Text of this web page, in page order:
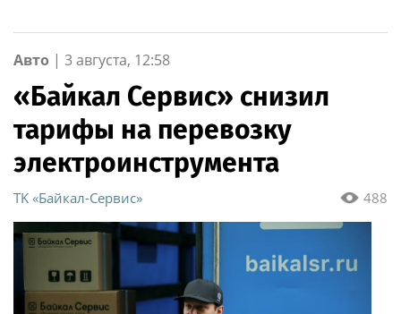
по охране важных
Авто | 3 августа, 12:58
«Байкал Сервис» снизил
тарифы на перевозку
электроинструмента
488
ТK «Байкал-Сервис»